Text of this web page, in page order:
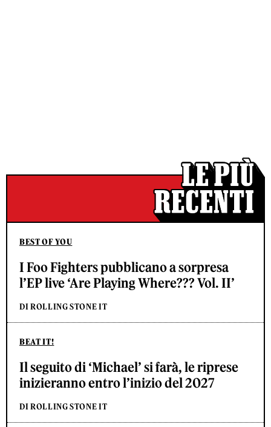
BEST OF YOU
I Foo Fighters pubblicano a sorpresa
l’EP live ‘Are Playing Where??? Vol. II’
DI ROLLING STONE IT
BEAT IT!
Il seguito di ‘Michael’ si farà, le riprese
inizieranno entro l’inizio del 2027
DI ROLLING STONE IT